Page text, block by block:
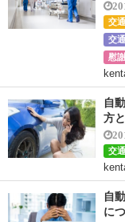
交
交
慰
自
方
交
自
に